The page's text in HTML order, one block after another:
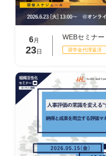
6月
23日
WEBセミナー
奨学金代理返済